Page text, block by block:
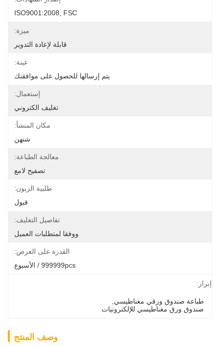
ISO9001:2008, FSC
ميزة:
قابلة لإعادة التدوير
عينة:
يتم إرسالها للحصول على موافقتك
إستعمال:
تغليف الكتروني
مكان المنشأ:
شنهن
معالجة الطباعة:
تصفيح لامع
طلبية الزبون:
قبول
تفاصيل التغليف:
ووفقا لمتطلبات العميل
القدرة على العرض:
999999pcs / الأسبوع
إبراز:
طباعة صندوق ورقي مغناطيسي ,
صندوق ورق مغناطيسي للإلكترونيات
وصف المنتج